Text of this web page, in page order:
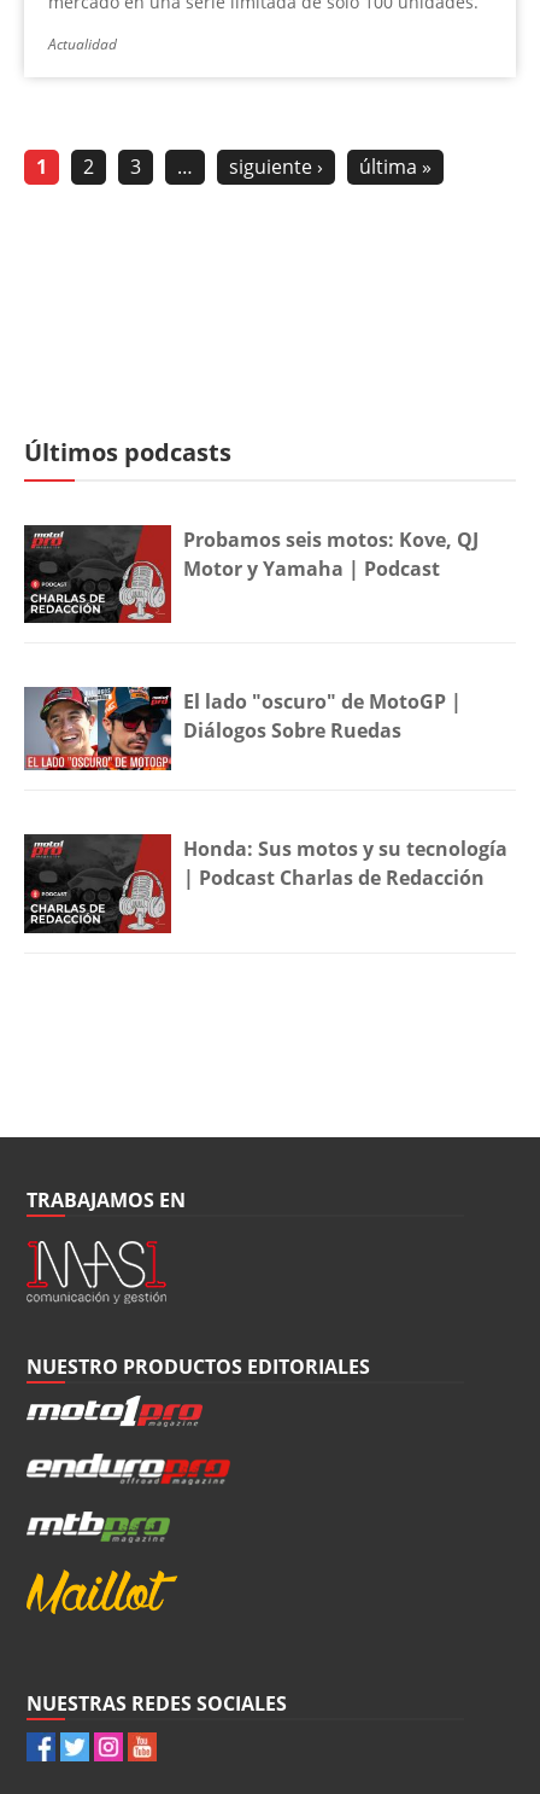
Actualidad
1 2 3 … siguiente › última »
Últimos podcasts
Probamos seis motos: Kove, QJ
Motor y Yamaha | Podcast
El lado "oscuro" de MotoGP |
Diálogos Sobre Ruedas
Honda: Sus motos y su tecnología
| Podcast Charlas de Redacción
TRABAJAMOS EN
NUESTRO PRODUCTOS EDITORIALES
NUESTRAS REDES SOCIALES